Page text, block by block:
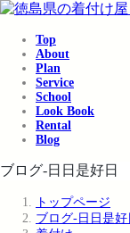
コ
プ
ナ
動
Top
About
Plan
Service
School
Look Book
Rental
Blog
ブログ-日日是好日
トップページ
ブログ-日日是好